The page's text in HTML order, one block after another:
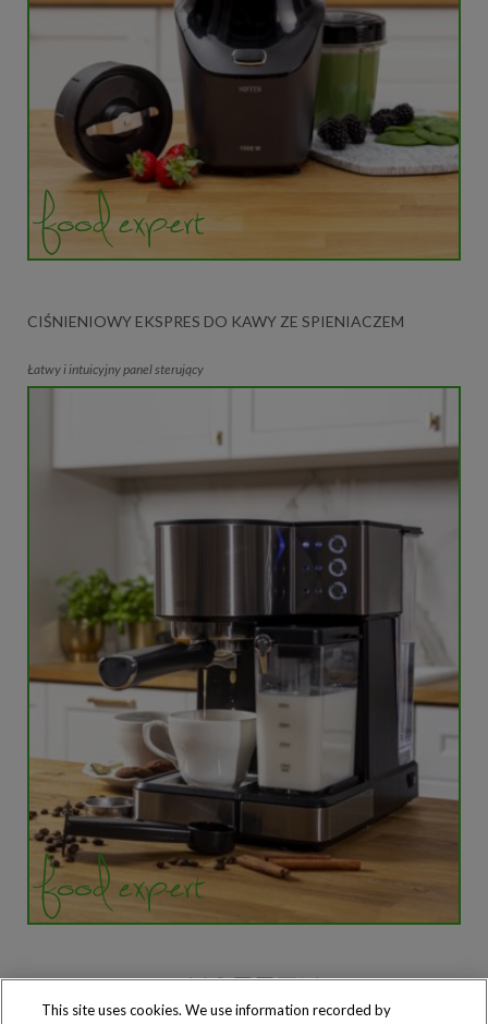
CIŚNIENIOWY EKSPRES DO KAWY ZE SPIENIACZEM
Łatwy i intuicyjny panel sterujący
This site uses cookies. We use information recorded by